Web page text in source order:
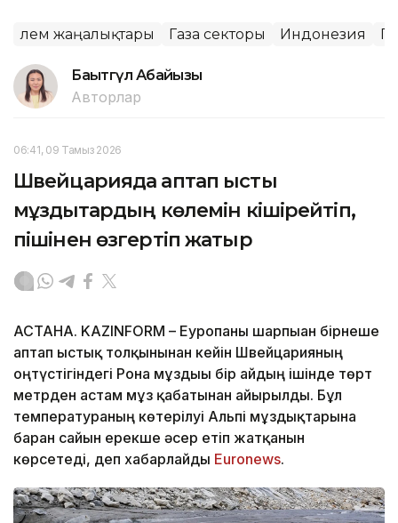
Әлем жаңалықтары Газа секторы Индонезия
Бақытгүл Абайқызы
Авторлар
06:41, 09 Тамыз 2026
Швейцарияда аптап ыстық
мұздықтардың көлемін кішірейтіп,
пішінен өзгертіп жатыр
АСТАНА. KAZINFORM – Еуропаны шарпыған бірнеше
аптап ыстық толқынынан кейін Швейцарияның
оңтүстігіндегі Рона мұздығы бір айдың ішінде төрт
метрден астам мұз қабатынан айырылды. Бұл
температураның көтерілуі Альпі мұздықтарына
барған сайын ерекше әсер етіп жатқанын
көрсетеді, деп хабарлайды Еuronews.